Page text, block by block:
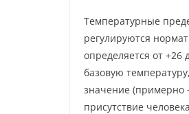
Температурные
регулируются
определяется от
базовую
значение (примерно
присутствие